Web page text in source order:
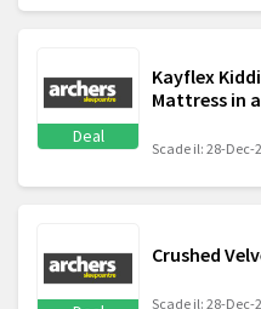
Deal
Kayflex
Mattress in
Scade il: 28-Dec-
Crushed
Scade il: 28-Dec-